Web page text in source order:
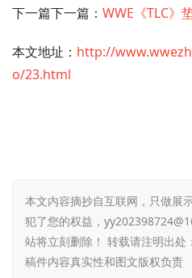
下一篇下一篇： WWE《TLC》
本文地址： http://
o/23.html
本文内容摘抄自互联网，只做展
犯了您的权益，
站将立刻删除！ 转载请注明出处
稿件内容真实性和图文版权负责